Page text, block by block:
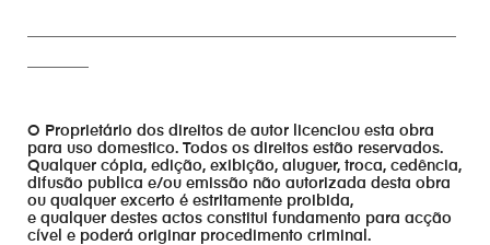
O Proprietário dos direitos de autor licenciou esta obra
para uso domestico. Todos os direitos estão reservados.
Qualquer cópia, edição, exibição, aluguer, troca, cedência,
difusão publica e/ou emissão não autorizada desta obra
ou qualquer excerto é estritamente proibida,
e qualquer destes actos constitui fundamento para acção
cível e poderá originar procedimento criminal.